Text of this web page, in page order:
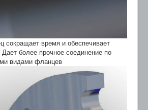
сокращает время и обеспечивает
более прочное соединение по
видами фланцев